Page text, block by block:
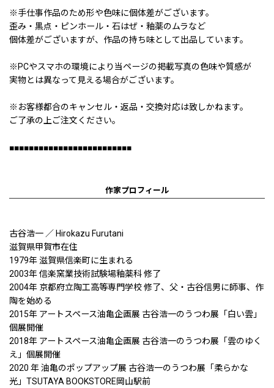
※手仕事作品のため形や色味に個体差がございます。
歪み・黒点・ピンホール・石はぜ・釉薬のムラなど
個体差がございますが、作品の持ち味として出品しています。
※PCやスマホの環境により当ページの掲載写真の色味や質感が
実物とは異なって見える場合がございます。
※お客様都合のキャンセル・返品・交換対応は致しかねます。
ご了承の上ご注文ください。
■■■■■■■■■■■■■■■■■■■■■■■■■
作家プロフィール
古谷浩一 ／ Hirokazu Furutani
滋賀県甲賀市在住
1979年 滋賀県信楽町に生まれる
2003年 信楽窯業技術試験場釉薬科 修了
2004年 京都府立陶工高等専門学校 修了、父・古谷信男に師事、作
陶を始める
2015年 アートスペース油亀企画展 古谷浩一のうつわ展「白い雲」
個展開催
2018年 アートスペース油亀企画展 古谷浩一のうつわ展「雲のゆく
え」個展開催
2020 年 油亀のポップアップ展 古谷浩一のうつわ展「柔らかな
光」TSUTAYA BOOKSTORE岡山駅前